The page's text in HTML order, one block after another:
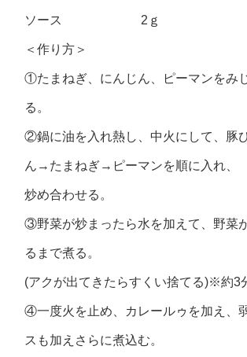
ソース 2ｇ
＜作り方＞
①たまねぎ、にんじん、ピーマンをみ
る。
②鍋に油を入れ熱し、中火にして、豚
ん→たまねぎ→ピーマンを順に入れ、
炒め合わせる。
③野菜が炒まったら水を加えて、野菜
るまで煮る。
(アクが出てきたらすくい捨てる)※約3
④一度火を止め、カレールゥを加え、
スも加えさらに煮込む。